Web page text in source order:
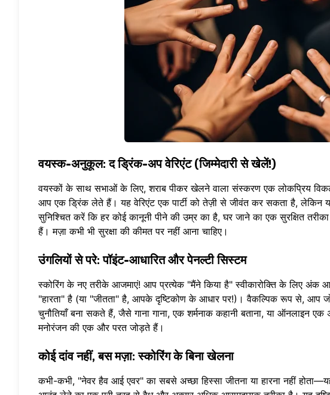
वयस्क-अनुकूल: द ड्रिंक-अप वेरिएंट (जिम्मेदारी से खेलें!)
वयस्कों के साथ सभाओं के लिए, शराब पीकर खेलने वाला संस्करण एक लोकप्रिय
आप एक ड्रिंक लेते हैं। यह वेरिएंट एक पार्टी को तेज़ी से जीवंत कर सकता है, लेकिन
सुनिश्चित करें कि हर कोई कानूनी पीने की उम्र का है, घर जाने का एक सुरक्षित
हैं। मज़ा कभी भी सुरक्षा की कीमत पर नहीं आना चाहिए।
उंगलियों से परे: पॉइंट-आधारित और पेनल्टी सिस्टम
स्कोरिंग के नए तरीके आजमाएं! आप प्रत्येक "मैंने किया है" स्वीकारोक्ति के लिए
"हारता" है (या "जीतता" है, आपके दृष्टिकोण के आधार पर!)। वैकल्पिक रूप से, आप
चुनौतियाँ बना सकते हैं, जैसे गाना गाना, एक शर्मनाक कहानी बताना, या ऑनलाइन
मनोरंजन की एक और परत जोड़ते हैं।
कोई दांव नहीं, बस मज़ा: स्कोरिंग के बिना खेलना
कभी-कभी, "नेवर हैव आई एवर" का सबसे अच्छा हिस्सा जीतना या हारना नहीं